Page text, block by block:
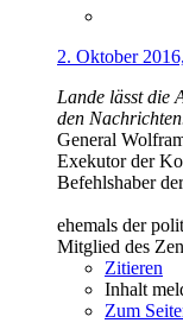
2. Oktober
Lande lässt die
den
General
Exekutor der
Befehlshaber
ehemals der
Mitglied des
Zitieren
Inhalt
Zum